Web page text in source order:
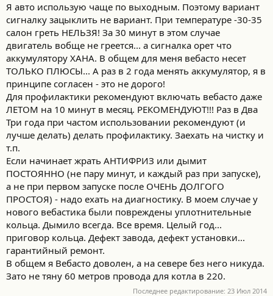
Я авто использую чаще по выходным. Поэтому вариант
сигналку зацыклить не вариант. При температуре -30-35
салон греть НЕЛЬЗЯ! За 30 минут в этом случае
двигатель вобще не греется... а сигналка орет что
аккумулятору ХАНА. В общем для меня вебасто несет
ТОЛЬКО ПЛЮСЫ... А раз в 2 года менять аккумулятор, я в
принципе согласен - это не дорого!
Для профилактики рекомендуют включать вебасто даже
ЛЕТОМ на 10 минут в месяц. РЕКОМЕНДУЮТ!!! Раз в Два
Три года при частом использовании рекомендуют (и
лучше делать) делать профилактику. Заехать на чистку и
т.п.
Если начинает жрать АНТИФРИЗ или дымит
ПОСТОЯННО (не пару минут, и каждый раз при запуске),
а не при первом запуске после ОЧЕНЬ ДОЛГОГО
ПРОСТОЯ) - надо ехать на диагностику. В моем случае у
нового вебастика были повреждены уплотнительные
кольца. Дымило всегда. Все время. Целый год...
приговор кольца. Дефект завода, дефект установки...
гарантийный ремонт.
В общем я Вебасто доволен, а на севере без него никуда.
Зато не тяну 60 метров провода для котла в 220.
Последнее редактирование: 23 Июл 2014